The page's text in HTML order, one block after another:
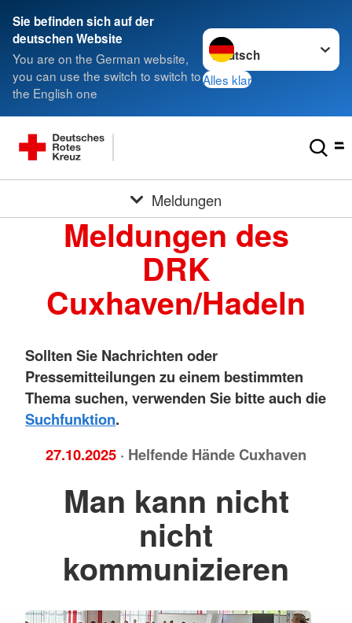
Sie befinden sich auf der
deutschen Website
You are on the German website,
you can use the switch to switch to
the English one
Sprache wechseln zu
Alles klar
Meldungen
Meldungen des
DRK
Cuxhaven/Hadeln
Sollten Sie Nachrichten oder
Pressemitteilungen zu einem bestimmten
Thema suchen, verwenden Sie bitte auch die
Suchfunktion.
27.10.2025 · Helfende Hände Cuxhaven
Man kann nicht
nicht
kommunizieren